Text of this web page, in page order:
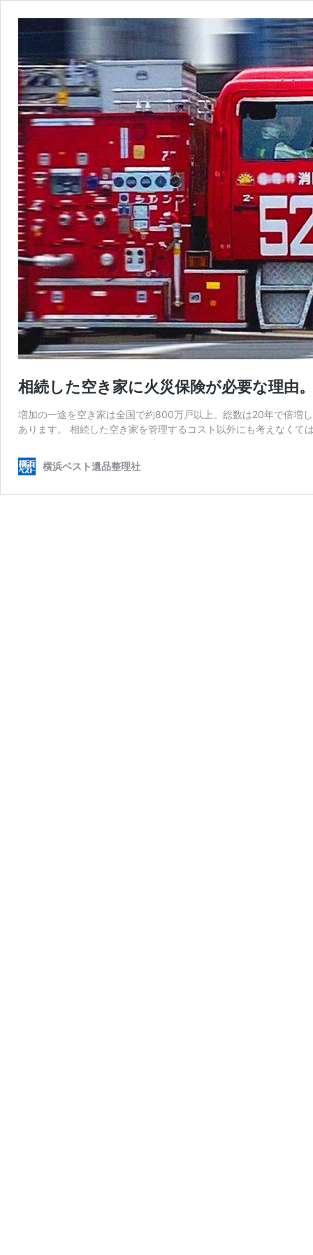
相続した空き家に火災保険が必要な理由
増加の一途を空き家は全国で約800万戸以上。総数は20年で倍増
あります。 相続した空き家を管理するコスト以外にも考えなく
横浜ベスト遺品整理社